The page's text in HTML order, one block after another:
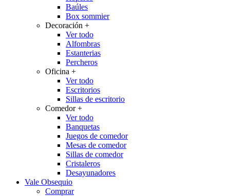
Baúles
Box sommier
Decoración +
Ver todo
Alfombras
Estanterias
Percheros
Oficina +
Ver todo
Escritorios
Sillas de escritorio
Comedor+
Ver todo
Banquetas
Juegos de comedor
Mesas de comedor
Sillas de comedor
Cristaleros
Desayunadores
Vale Obsequio
Comprar